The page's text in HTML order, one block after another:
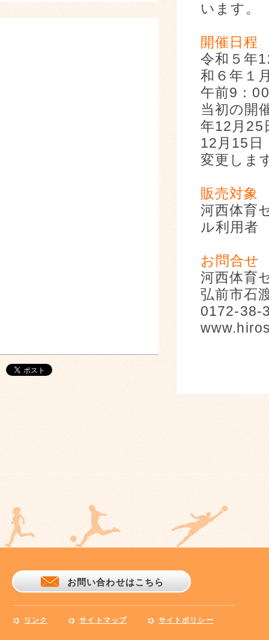
います。
開催日程
令和５年
和６年１
午前9：
当初の開
年12月25
12月15日
変更しま
販売対象
河西体育
ル利用者
お問合せ
河西体育
弘前市石
0172-38-
お問い合わせはこちら
リンク サイトマップ サイトポリシー